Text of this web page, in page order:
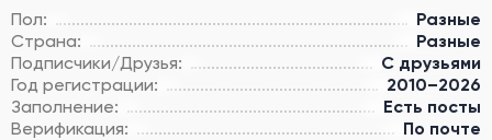
Пол:
Разные
Страна:
Разные
Подписчики/Друзья:
С друзьями
Год регистрации:
2010–2026
Заполнение:
Есть посты
Верификация:
По почте